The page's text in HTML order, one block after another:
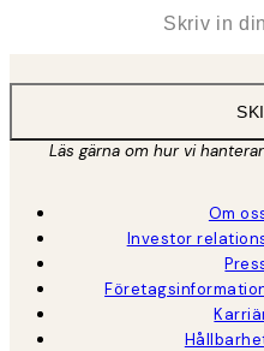
Läs gärna om hur vi
Om
Investor